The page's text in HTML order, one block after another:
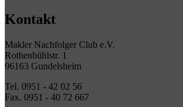
Kontakt
Makler Nachfolger Club e.V.
Rothenbühlstr. 1
96163 Gundelsheim
Tel. 0951 - 42 02 56
Fax. 0951 - 40 72 667